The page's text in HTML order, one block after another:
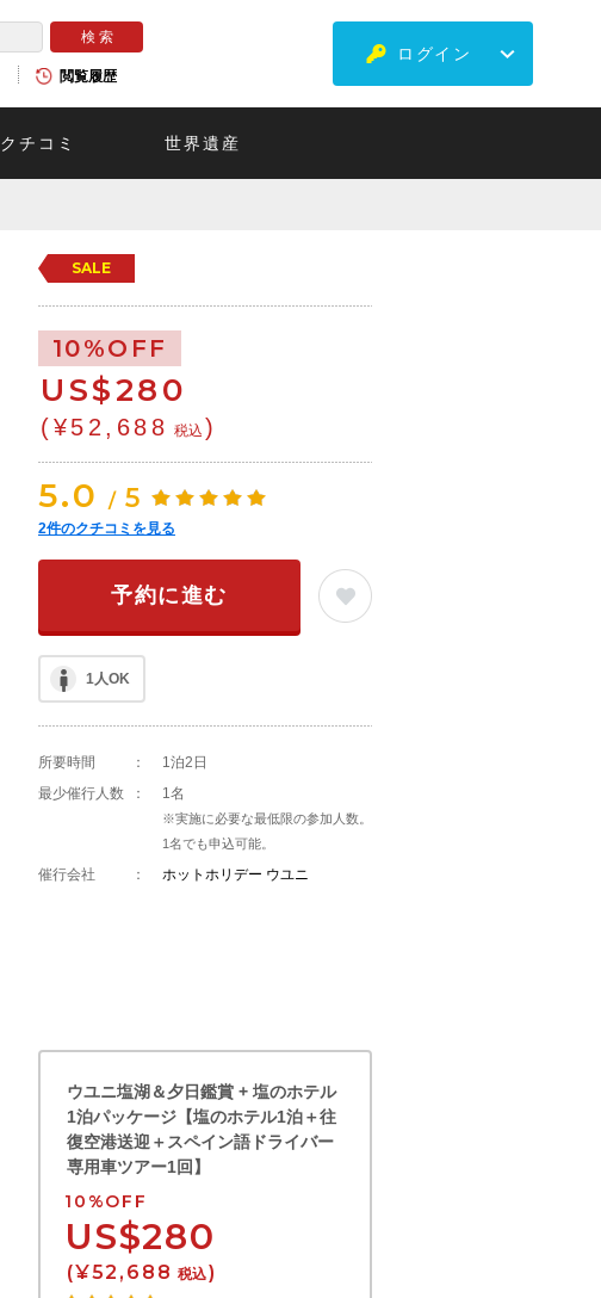
閲覧履歴
ログイン
クチコミ 世界遺産
SALE
10%OFF
US$280
(¥52,688 税込 )
5.0 / 5
2件のクチコミを見る
予約に進む
1人OK
所要時間 ：
1泊2日
最少催行人数
： 1名
※実施に必要な最低限の参加人数。
1名でも申込可能。
催行会社 ： ホットホリデー ウユニ
ウユニ塩湖＆夕日鑑賞 + 塩のホテル
1泊パッケージ【塩のホテル1泊＋往
復空港送迎＋スペイン語ドライバー
専用車ツアー1回】
10%OFF
US$280
(¥52,688 税込)